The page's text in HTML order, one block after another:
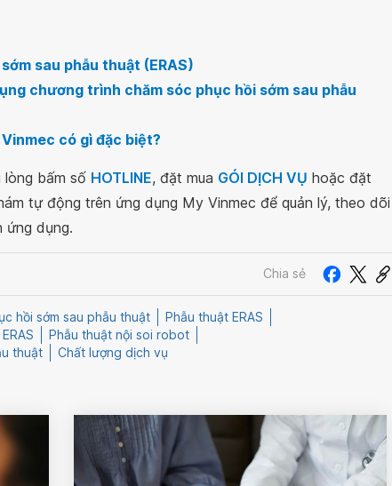
sau phẫu thuật (ERAS)
chương trình chăm sóc phục hồi sớm sau phẫu
có gì đặc biệt?
lòng bấm số HOTLINE, đặt mua GÓI DỊCH VỤ hoặc đặt
tự động trên ứng dụng My Vinmec để quản lý, theo dõi
ứng dụng.
Chia sẻ
hồi sớm sau phẫu thuật
Phẫu thuật ERAS
ERAS
Phẫu thuật nội soi robot
thuật
Chất lượng dịch vụ